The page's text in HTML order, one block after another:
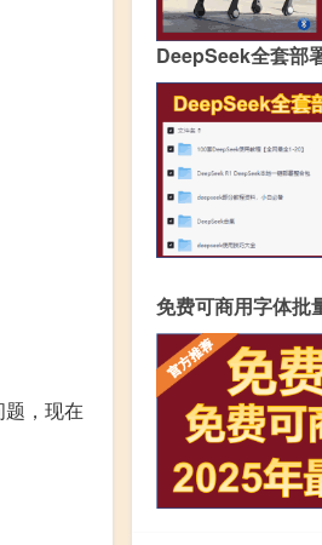
，现在
DeepSeek全套部
免费可商用字体批